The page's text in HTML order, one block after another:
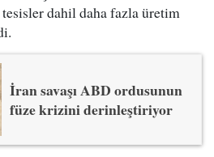
dahil daha fazla üretim
İran savaşı ABD ordusunun
füze krizini derinleştiriyor